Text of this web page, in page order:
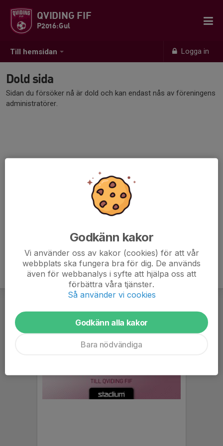
Till hemsidan Logga in
QVIDING FIF
P2016:Gul
Dold sida
Sidan du försöker nå är dold och kan endast nås av föreningens
administratörer.
Godkänn kakor
Vi använder oss av kakor (cookies) för att vår
webbplats ska fungera bra för dig. De används
även för webbanalys i syfte att hjälpa oss att
förbättra våra tjänster.
Så använder vi cookies
Godkänn alla kakor
Bara nödvändiga